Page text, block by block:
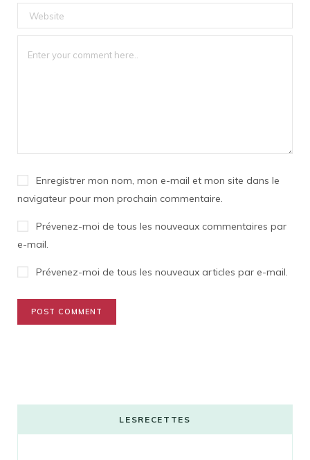
Enregistrer mon nom, mon e-mail et mon site dans le
navigateur pour mon prochain commentaire.
Prévenez-moi de tous les nouveaux commentaires par
e-mail.
Prévenez-moi de tous les nouveaux articles par e-mail.
LESRECETTES